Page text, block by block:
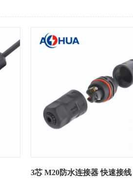
3芯 M20防水连接器 快速接线